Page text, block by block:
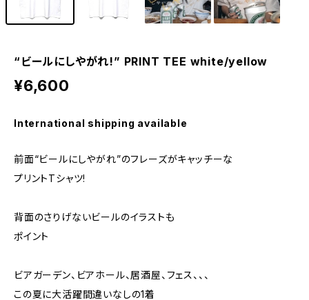
“ビールにしやがれ!” PRINT TEE white/yellow
¥6,600
International shipping available
前面“ビールにしやがれ”のフレーズがキャッチーな
プリントTシャツ!
背面のさりげないビールのイラストも
ポイント
ビアガーデン、ビアホール、居酒屋、フェス、、、
この夏に大活躍間違いなしの1着